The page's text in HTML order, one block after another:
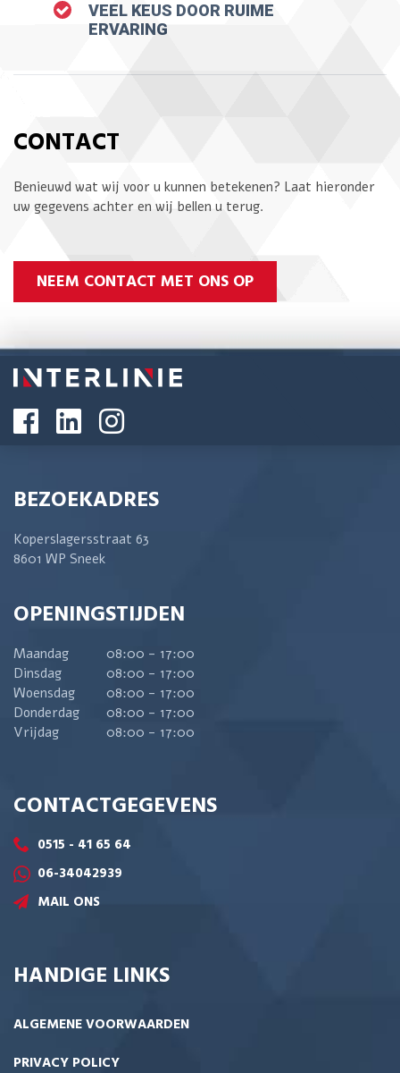
VEEL KEUS DOOR RUIME
ERVARING
CONTACT
Benieuwd wat wij voor u kunnen betekenen? Laat hieronder
uw gegevens achter en wij bellen u terug.
NEEM CONTACT MET ONS OP
BEZOEKADRES
Koperslagersstraat 63
8601 WP Sneek
OPENINGSTIJDEN
Maandag
08:00 - 17:00
Dinsdag
08:00 - 17:00
Woensdag
08:00 - 17:00
Donderdag
08:00 - 17:00
Vrijdag
08:00 - 17:00
CONTACTGEGEVENS
0515 - 41 65 64
06-34042939
MAIL ONS
HANDIGE LINKS
ALGEMENE VOORWAARDEN
PRIVACY POLICY